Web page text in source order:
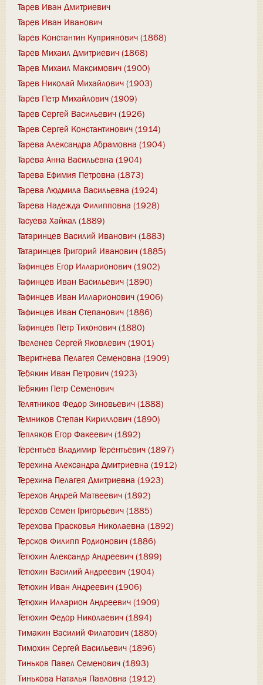
Тарев Иван Дмитриевич
Тарев Иван Иванович
Тарев Константин Куприянович (1868)
Тарев Михаил Дмитриевич (1868)
Тарев Михаил Максимович (1900)
Тарев Николай Михайлович (1903)
Тарев Петр Михайлович (1909)
Тарев Сергей Васильевич (1926)
Тарев Сергей Константинович (1914)
Тарева Александра Абрамовна (1904)
Тарева Анна Васильевна (1904)
Тарева Ефимия Петровна (1873)
Тарева Людмила Васильевна (1924)
Тарева Надежда Филипповна (1928)
Тасуева Хайкал (1889)
Татаринцев Василий Иванович (1883)
Татаринцев Григорий Иванович (1885)
Тафинцев Егор Илларионович (1902)
Тафинцев Иван Васильевич (1890)
Тафинцев Иван Илларионович (1906)
Тафинцев Иван Степанович (1886)
Тафинцев Петр Тихонович (1880)
Твеленев Сергей Яковлевич (1901)
Тверитнева Пелагея Семеновна (1909)
Тебякин Иван Петрович (1923)
Тебякин Петр Семенович
Телятников Федор Зиновьевич (1888)
Темников Степан Кириллович (1890)
Тепляков Егор Факеевич (1892)
Терентьев Владимир Терентьевич (1897)
Терехина Александра Дмитриевна (1912)
Терехина Пелагея Дмитриевна (1923)
Терехов Андрей Матвеевич (1892)
Терехов Семен Григорьевич (1885)
Терехова Прасковья Николаевна (1892)
Терсков Филипп Родионович (1886)
Тетюхин Александр Андреевич (1899)
Тетюхин Василий Андреевич (1904)
Тетюхин Иван Андреевич (1906)
Тетюхин Илларион Андреевич (1909)
Тетюхин Федор Николаевич (1894)
Тимакин Василий Филатович (1880)
Тимохин Сергей Васильевич (1896)
Тиньков Павел Семенович (1893)
Тинькова Наталья Павловна (1912)